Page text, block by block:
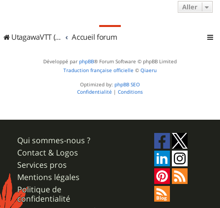
Aller
UtagawaVTT (Randos VTT et VTTAE avec traces GPS) Accueil forum
Développé par phpBB® Forum Software © phpBB Limited
Traduction française officielle © Qiaeru
Optimized by: phpBB SEO
Confidentialité | Conditions
Qui sommes-nous ?
Contact & Logos
Services pros
Mentions légales
Politique de
confidentialité